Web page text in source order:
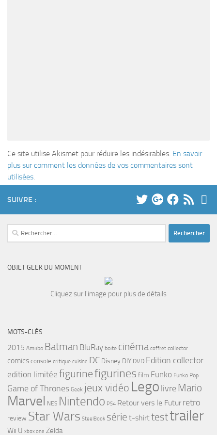
Ce site utilise Akismet pour réduire les indésirables. En savoir
plus sur comment les données de vos commentaires sont
utilisées
SUIVRE :
Rechercher :
OBJET GEEK DU MOMENT
Cliquez sur l'image pour plus de détails
MOTS-CLÉS
2015 Amiibo Batman BluRay boite cinéma coffret collector
comics console critique cuisine DC Disney DIY DVD Edition collector
edition limitée figurinefigurines film Funko Funko Pop
Game of Thrones Geek jeux vidéo Lego livre Mario
Marvel NES Nintendo PS4 Retour vers le Futur retro
review Star Wars SteelBook série t-shirttesttrailer
Wii U xbox one Zelda